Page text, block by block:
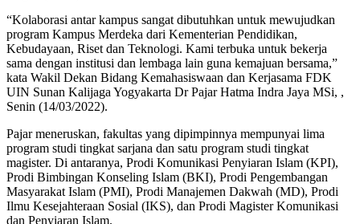
“Kolaborasi antar kampus sangat dibutuhkan untuk mewujudkan
program Kampus Merdeka dari Kementerian Pendidikan,
Kebudayaan, Riset dan Teknologi. Kami terbuka untuk bekerja
sama dengan institusi dan lembaga lain guna kemajuan bersama,”
kata Wakil Dekan Bidang Kemahasiswaan dan Kerjasama FDK
UIN Sunan Kalijaga Yogyakarta Dr Pajar Hatma Indra Jaya MSi, ,
Senin (14/03/2022).
Pajar meneruskan, fakultas yang dipimpinnya mempunyai lima
program studi tingkat sarjana dan satu program studi tingkat
magister. Di antaranya, Prodi Komunikasi Penyiaran Islam (KPI),
Prodi Bimbingan Konseling Islam (BKI), Prodi Pengembangan
Masyarakat Islam (PMI), Prodi Manajemen Dakwah (MD), Prodi
Ilmu Kesejahteraan Sosial (IKS), dan Prodi Magister Komunikasi
dan Penyiaran Islam.